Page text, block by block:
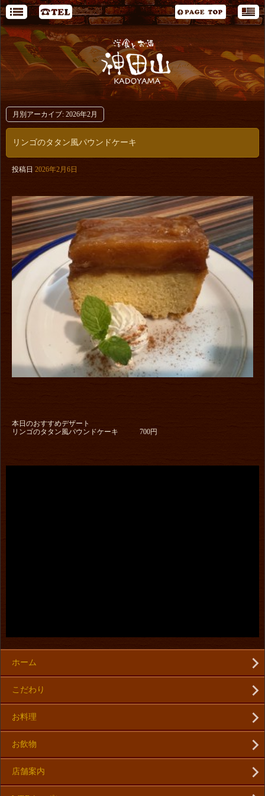
月別アーカイブ: 2026年2月
リンゴのタタン風パウンドケーキ
投稿日 2026年2月6日
本日のおすすめデザート
リンゴのタタン風パウンドケーキ 700円
ホーム
こだわり
お料理
お飲物
店舗案内